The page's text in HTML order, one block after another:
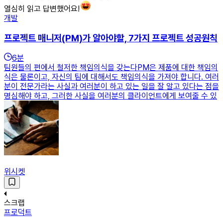
열심히 읽고 답변했어요!
개발
프로젝트 매니저(PM)가 알아야할, 7가지 프로젝트 성공원칙
6분
팀원들의 편에서 철저한 책임의식을 갖는다PM은 제품에 대한 책임의
식은 물론이고, 자신의 팀에 대해서도 책임의식을 가져야 합니다. 여러
분이 전문가라는 사실과 여러분이 하고 있는 일을 잘 알고 있다는 점을
명심해야 하고, 그러한 사실을 여러분의 클라이언트에게 보여줄 수 있
위시켓
스크랩
프로덕트